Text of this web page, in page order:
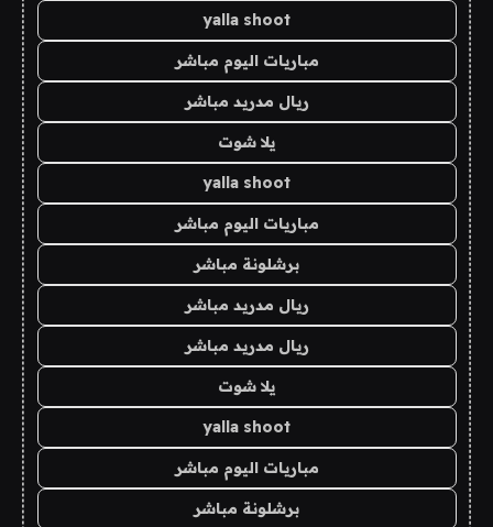
yalla shoot
مباريات اليوم مباشر
ريال مدريد مباشر
يلا شوت
yalla shoot
مباريات اليوم مباشر
برشلونة مباشر
ريال مدريد مباشر
ريال مدريد مباشر
يلا شوت
yalla shoot
مباريات اليوم مباشر
برشلونة مباشر